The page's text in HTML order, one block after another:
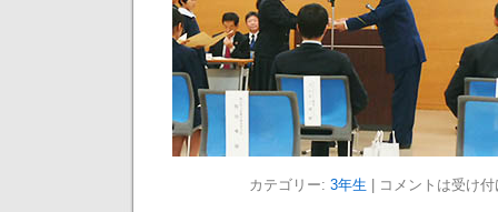
カテゴリー: 3年生 コメントは受け